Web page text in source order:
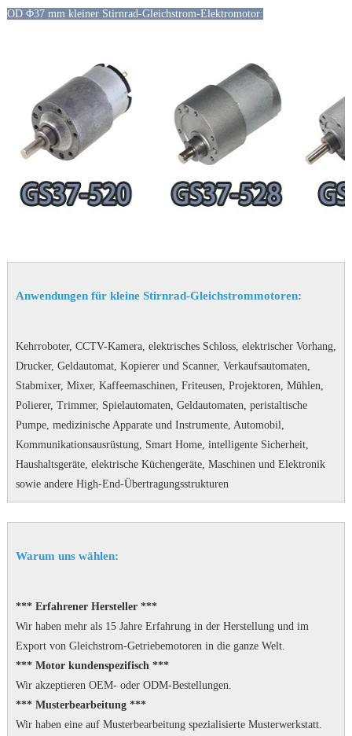
OD Φ37 mm kleiner Stirnrad-Gleichstrom-Elektromotor:
Anwendungen für kleine Stirnrad-Gleichstrommotoren:
Kehrroboter, CCTV-Kamera, elektrisches Schloss, elektrischer Vorhang,
Drucker, Geldautomat, Kopierer und Scanner, Verkaufsautomaten,
Stabmixer, Mixer, Kaffeemaschinen, Friteusen, Projektoren, Mühlen,
Polierer, Trimmer, Spielautomaten, Geldautomaten, peristaltische
Pumpe, medizinische Apparate und Instrumente, Automobil,
Kommunikationsausrüstung, Smart Home, intelligente Sicherheit,
Haushaltsgeräte, elektrische Küchengeräte, Maschinen und Elektronik
sowie andere High-End-Übertragungsstrukturen
Warum uns wählen:
*** Erfahrener Hersteller ***
Wir haben mehr als 15 Jahre Erfahrung in der Herstellung und im
Export von Gleichstrom-Getriebemotoren in die ganze Welt.
*** Motor kundenspezifisch ***
Wir akzeptieren OEM- oder ODM-Bestellungen.
*** Musterbearbeitung ***
Wir haben eine auf Musterbearbeitung spezialisierte Musterwerkstatt.